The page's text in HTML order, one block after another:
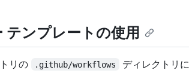
ンプレートの使用
リの .github/workflows
ディレクトリ